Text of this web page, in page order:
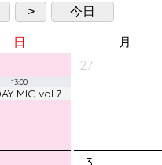
> 今日
日 月
13:00
MIC vol.7
27